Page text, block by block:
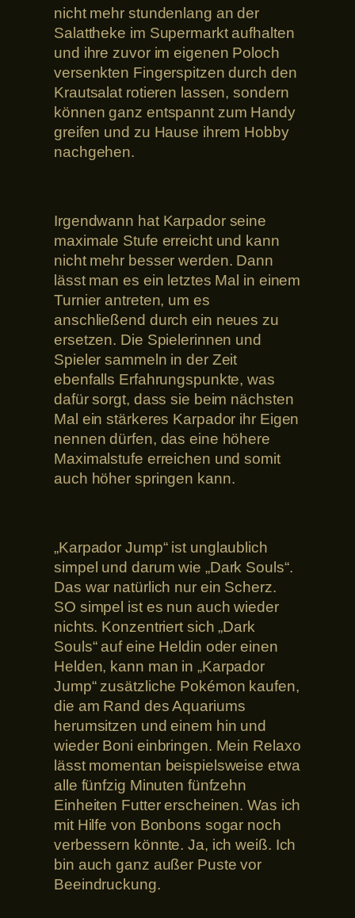
nicht mehr stundenlang an der
Salattheke im Supermarkt aufhalten
und ihre zuvor im eigenen Poloch
versenkten Fingerspitzen durch den
Krautsalat rotieren lassen, sondern
können ganz entspannt zum Handy
greifen und zu Hause ihrem Hobby
nachgehen.
Irgendwann hat Karpador seine
maximale Stufe erreicht und kann
nicht mehr besser werden. Dann
lässt man es ein letztes Mal in einem
Turnier antreten, um es
anschließend durch ein neues zu
ersetzen. Die Spielerinnen und
Spieler sammeln in der Zeit
ebenfalls Erfahrungspunkte, was
dafür sorgt, dass sie beim nächsten
Mal ein stärkeres Karpador ihr Eigen
nennen dürfen, das eine höhere
Maximalstufe erreichen und somit
auch höher springen kann.
„Karpador Jump“ ist unglaublich
simpel und darum wie „Dark Souls“.
Das war natürlich nur ein Scherz.
SO simpel ist es nun auch wieder
nichts. Konzentriert sich „Dark
Souls“ auf eine Heldin oder einen
Helden, kann man in „Karpador
Jump“ zusätzliche Pokémon kaufen,
die am Rand des Aquariums
herumsitzen und einem hin und
wieder Boni einbringen. Mein Relaxo
lässt momentan beispielsweise etwa
alle fünfzig Minuten fünfzehn
Einheiten Futter erscheinen. Was ich
mit Hilfe von Bonbons sogar noch
verbessern könnte. Ja, ich weiß. Ich
bin auch ganz außer Puste vor
Beeindruckung.